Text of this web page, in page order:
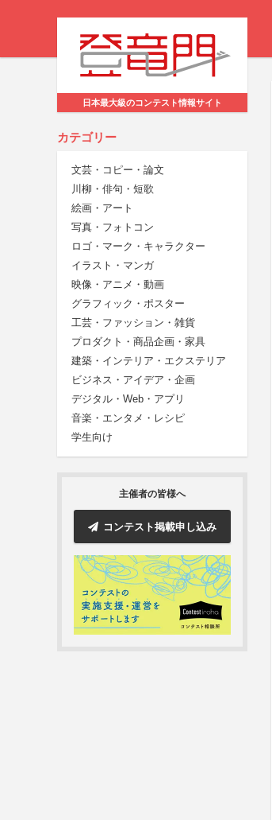
日本最大級のコンテスト情報サイト
カテゴリー
文芸・コピー・論文
川柳・俳句・短歌
絵画・アート
写真・フォトコン
ロゴ・マーク・キャラクター
イラスト・マンガ
映像・アニメ・動画
グラフィック・ポスター
工芸・ファッション・雑貨
プロダクト・商品企画・家具
建築・インテリア・エクステリア
ビジネス・アイデア・企画
デジタル・Web・アプリ
音楽・エンタメ・レシピ
学生向け
主催者の皆様へ
コンテスト掲載申し込み